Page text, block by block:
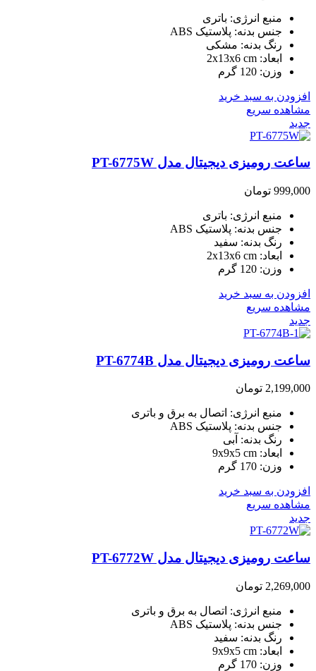
منبع انرژی: باتری
جنس بدنه: پلاستیک ABS
رنگ بدنه: مشکی
ابعاد: 2x13x6 cm
وزن: 120 گرم
افزودن به سبد خرید
مشاهده سریع
جدید
ساعت رومیزی دیجیتال مدل PT-6775W
999,000 تومان
منبع انرژی: باتری
جنس بدنه: پلاستیک ABS
رنگ بدنه: سفید
ابعاد: 2x13x6 cm
وزن: 120 گرم
افزودن به سبد خرید
مشاهده سریع
جدید
ساعت رومیزی دیجیتال مدل PT-6774B
2,199,000 تومان
منبع انرژی: اتصال به برق و باتری
جنس بدنه: پلاستیک ABS
رنگ بدنه: آبی
ابعاد: 9x9x5 cm
وزن: 170 گرم
افزودن به سبد خرید
مشاهده سریع
جدید
ساعت رومیزی دیجیتال مدل PT-6772W
2,269,000 تومان
منبع انرژی: اتصال به برق و باتری
جنس بدنه: پلاستیک ABS
رنگ بدنه: سفید
ابعاد: 9x9x5 cm
وزن: 170 گرم